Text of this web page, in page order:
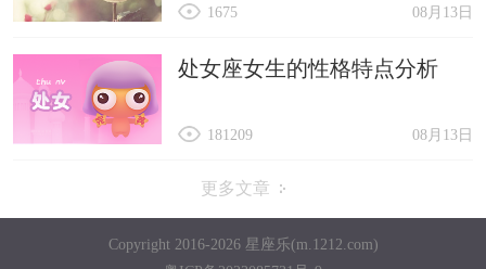
08月13日
1675
处女座女生的性格特点分析
08月13日
181209
更多文章
Copyright 2016-2026 星座乐(m.1212.com)